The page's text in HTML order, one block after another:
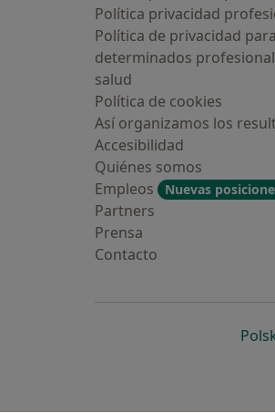
Política privacidad
Política de privacidad para
determinados
salud
Política de cookies
Así organizamos los
Accesibilidad
Quiénes somos
Empleos
Nuevas
Partners
Prensa
Contacto